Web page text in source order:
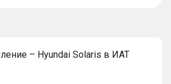
– Hyundai Solaris в ИАТ